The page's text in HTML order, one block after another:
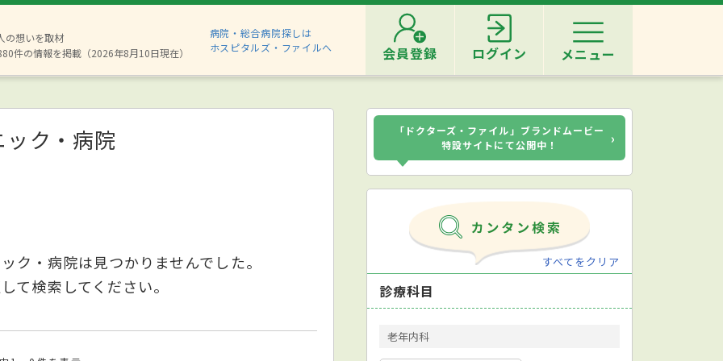
の想いを取材
件の情報を掲載（2026年8月10日現在）
病院・総合病院探しは
ホスピタルズ・ファイルへ
会員登録 ログイン メニュー
ク・病院
ク・病院は見つかりませんでした。
て検索してください。
「ドクターズ・ファイル」ブランドムービー
特設サイトにて公開中！
›
すべてをクリア
診療科目
老年内科